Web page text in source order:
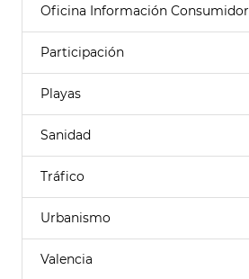
Oficina Información Consumidor
Participación
Playas
Sanidad
Tráfico
Urbanismo
Valencia